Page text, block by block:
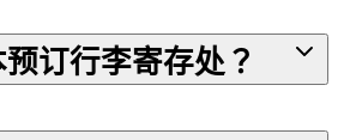
订行李寄存处？